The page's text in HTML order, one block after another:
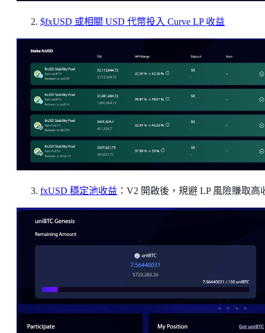
$fxUSD 或相關 USD 代幣投入 Curve LP 收益
fxUSD 穩定池收益 ：V2 開啟後，規避 LP 風險賺取高